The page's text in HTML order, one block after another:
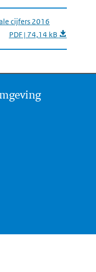
cijfers 2016
PDF | 74,14 kB